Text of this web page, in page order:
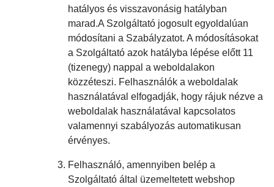
hatályos és visszavonásig hatályban
marad.A Szolgáltató jogosult egyoldalúan
módosítani a Szabályzatot. A módosításokat
a Szolgáltató azok hatályba lépése előtt 11
(tizenegy) nappal a weboldalakon
közzéteszi. Felhasználók a weboldalak
használatával elfogadják, hogy rájuk nézve a
weboldalak használatával kapcsolatos
valamennyi szabályozás automatikusan
érvényes.
Felhasználó, amennyiben belép a
Szolgáltató által üzemeltetett webshop